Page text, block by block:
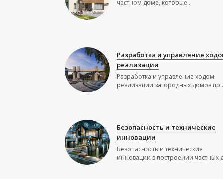
частном доме, которые...
Разработка и управление
реализации
Разработка и управление ходом
реализации загородных домов
Безопасность и технические
инновации
Безопасность и технические
инновации в построении частных